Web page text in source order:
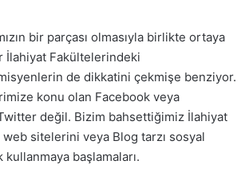
bir parçası olmasıyla birlikte ortaya
İlahiyat Fakültelerindeki
de dikkatini çekmişe benziyor.
konu olan Facebook veya
değil. Bizim bahsettiğimiz İlahiyat
web sitelerini veya Blog tarzı sosyal
kullanmaya başlamaları.